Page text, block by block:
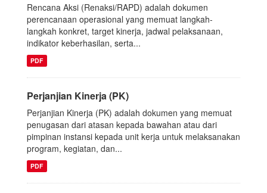
Rencana Aksi (Renaksi/RAPD) adalah dokumen
perencanaan operasional yang memuat langkah-
langkah konkret, target kinerja, jadwal pelaksanaan,
indikator keberhasilan, serta...
PDF
Perjanjian Kinerja (PK)
Perjanjian Kinerja (PK) adalah dokumen yang memuat
penugasan dari atasan kepada bawahan atau dari
pimpinan instansi kepada unit kerja untuk melaksanakan
program, kegiatan, dan...
PDF